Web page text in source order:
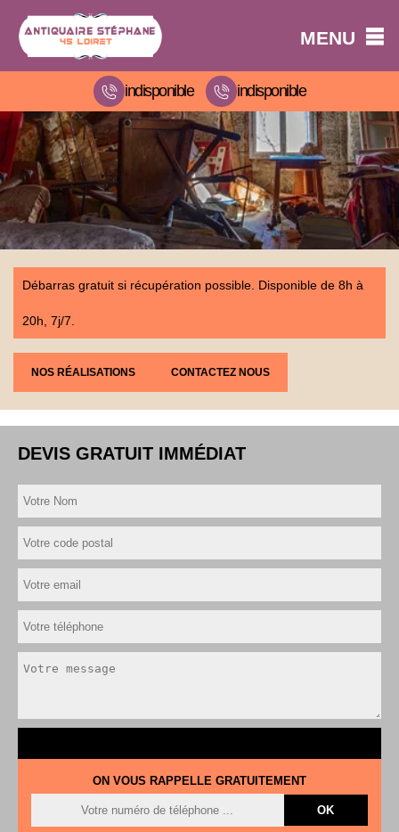
MENU
indisponible indisponible
Débarras gratuit si récupération possible. Disponible de 8h à
20h, 7j/7.
NOS RÉALISATIONS CONTACTEZ NOUS
DEVIS GRATUIT IMMÉDIAT
ON VOUS RAPPELLE GRATUITEMENT